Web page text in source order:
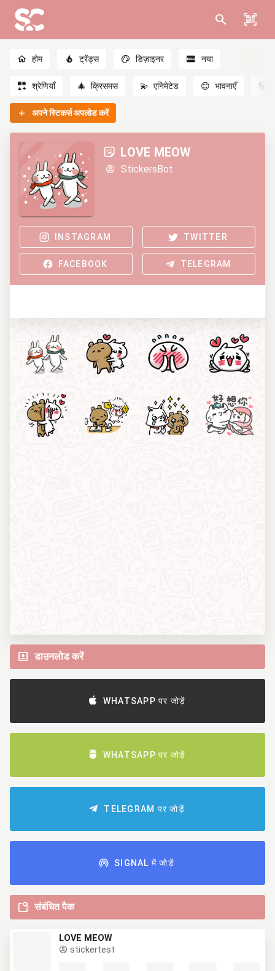
होम ट्रेंड्स डिज़ाइनर नया
श्रेणियाँ 🎄 क्रिसमस 💫 एनिमेटेड 😊 भावनाएँ 🐻
अपने स्टिकर्स अपलोड करें
LOVE MEOW
StickersBot
INSTAGRAM TWITTER
FACEBOOK TELEGRAM
डाउनलोड करें
WHATSAPP पर जोड़ें
WHATSAPP पर जोड़ें
TELEGRAM पर जोड़ें
SIGNAL में जोड़ें
संबंधित पैक
LOVE MEOW
stickertest